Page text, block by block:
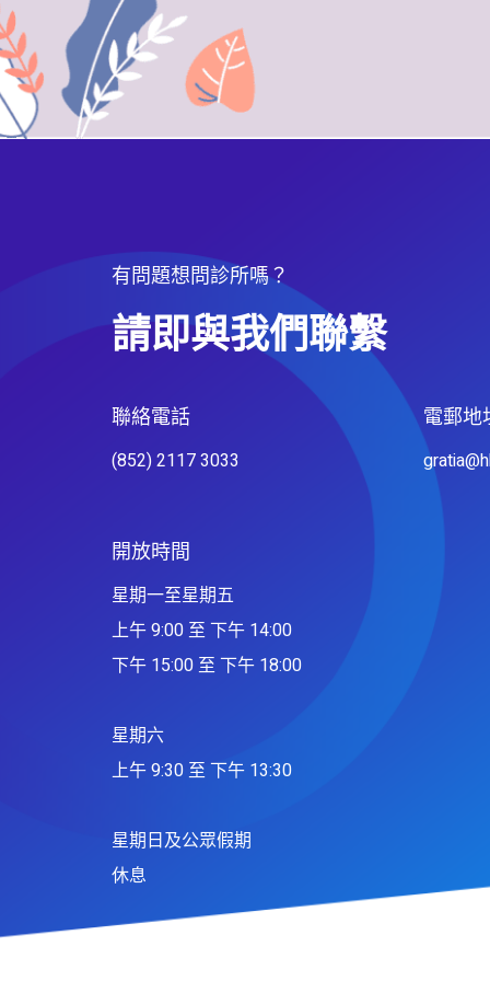
有問題想問診所嗎？
請即與我們聯繫
聯絡電話​
(852) 2117 3033
電郵地
開放時間
星期一至星期五
上午 9:00 至 下午 14:00
下午 15:00 至 下午 18:00
星期六
上午 9:30 至 下午 13:30
星期日及公眾假期
休息